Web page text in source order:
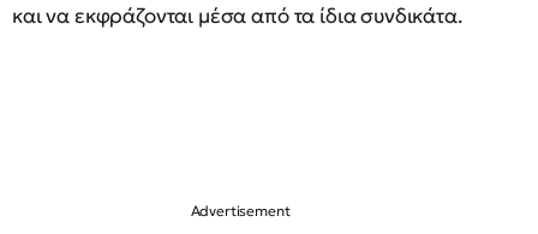
και να εκφράζονται μέσα από τα ίδια συνδικάτα.